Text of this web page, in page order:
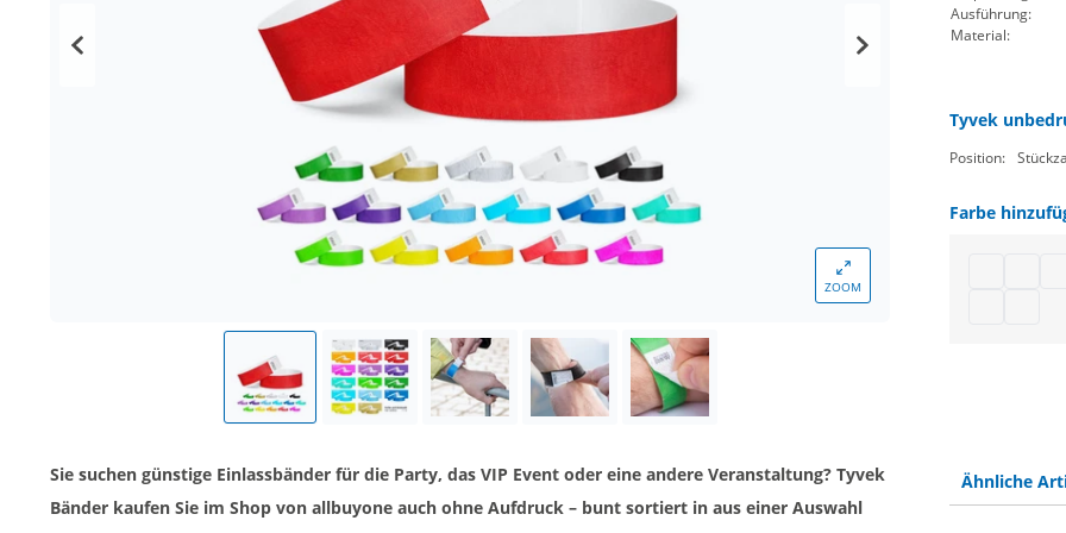
ZOOM
Ausführung:
Material:
Tyvek
Position:
Farbe
Sie suchen günstige Einlassbänder für die Party, das VIP Event oder eine andere Veranstaltung? Tyvek
Bänder kaufen Sie im Shop von allbuyone auch ohne Aufdruck – bunt sortiert in aus einer Auswahl
Ähnliche